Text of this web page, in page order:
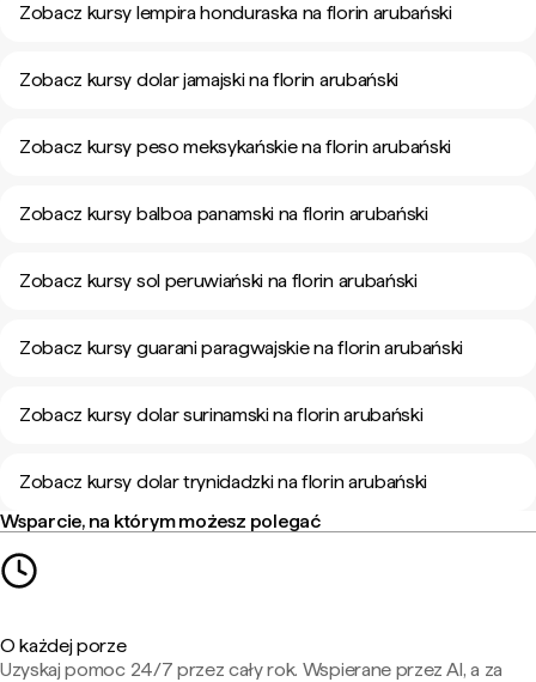
Zobacz kursy lempira honduraska na florin arubański
Zobacz kursy dolar jamajski na florin arubański
Zobacz kursy peso meksykańskie na florin arubański
Zobacz kursy balboa panamski na florin arubański
Zobacz kursy sol peruwiański na florin arubański
Zobacz kursy guarani paragwajskie na florin arubański
Zobacz kursy dolar surinamski na florin arubański
Zobacz kursy dolar trynidadzki na florin arubański
Wsparcie, na którym możesz polegać
O każdej porze
Uzyskaj pomoc 24/7 przez cały rok. Wspierane przez AI, a za